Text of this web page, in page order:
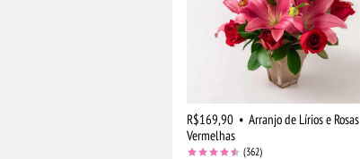
R$169,90 • Arranjo de Lírios e Rosas
Vermelhas
(362)